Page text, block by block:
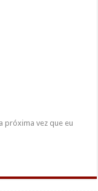
próxima vez que eu